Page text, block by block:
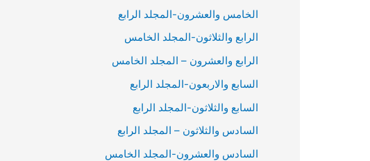
الخامس والعشرون-المجلد الرابع
الرابع والثلاثون-المجلد الخامس
الرابع والعشرون – المجلد الخامس
السابع والاربعون-المجلد الرابع
السابع والثلاثون-المجلد الرابع
السادس والثلاثون – المجلد الرابع
السادس والعشرون-المجلد الخامس